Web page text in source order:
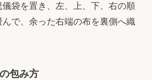
儀袋を置き、左、上、下、右の順
で、余った右端の布を裏側へ織
包み方